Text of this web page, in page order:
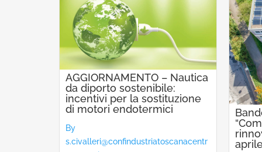
AGGIORNAMENTO – Nautica
da diporto sostenibile:
incentivi per la sostituzione
di motori endotermici
By
s.civalleri@confindustriatoscanacentr